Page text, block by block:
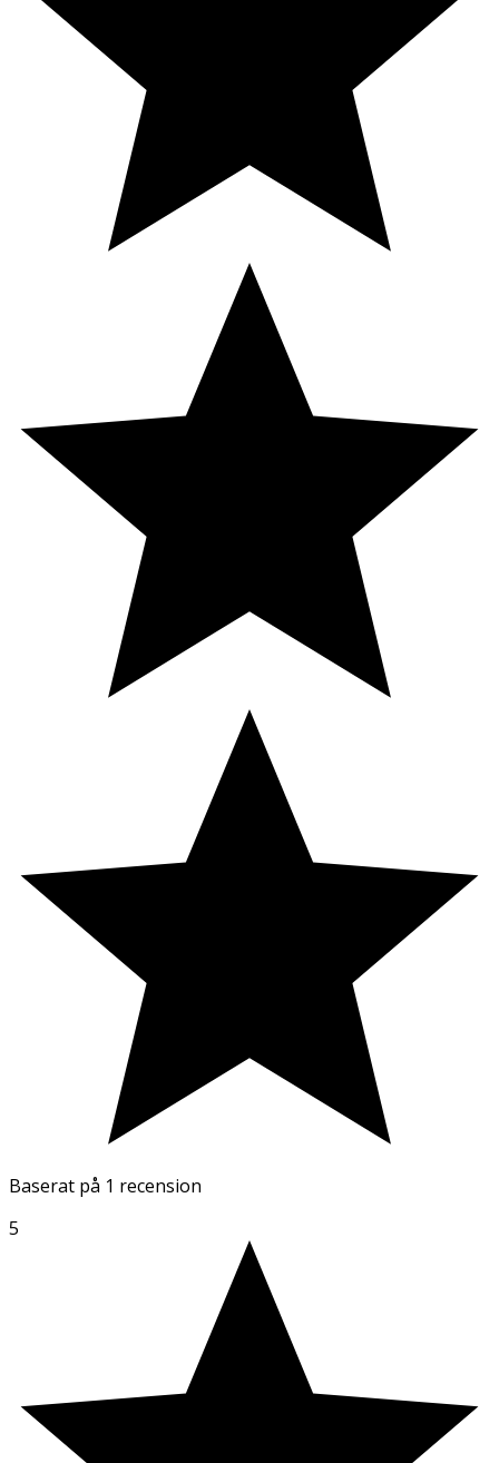
Baserat på 1 recension
5